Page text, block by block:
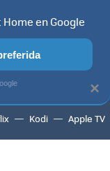
SELECCIÓN
Kodi Apple TV
×
en Google